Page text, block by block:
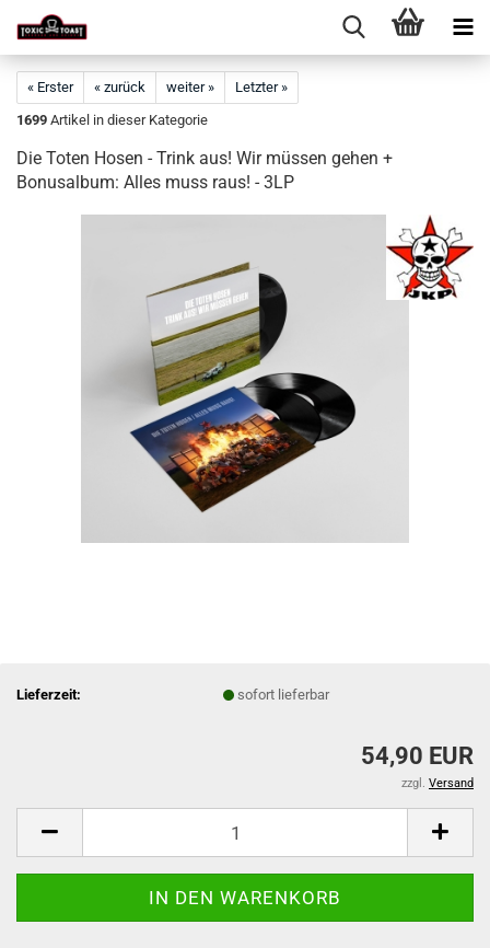
« Erster « zurück weiter »
Letzter »
1699 Artikel in dieser Kategorie
Die Toten Hosen - Trink aus! Wir müssen gehen +
Bonusalbum: Alles muss raus! - 3LP
Lieferzeit: sofort lieferbar
54,90 EUR
zzgl. Versand